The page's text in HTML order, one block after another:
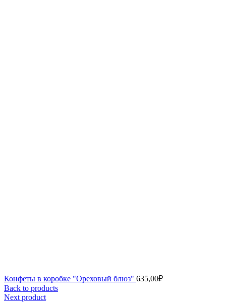
Конфеты в коробке "Ореховый блюз" 635,00₽
Back to products
Next product